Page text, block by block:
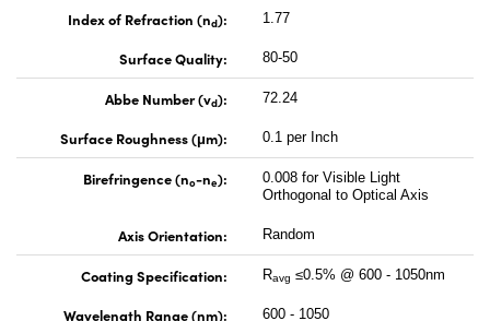
Index of Refraction (nd): 1.77
Surface Quality: 80-50
Abbe Number (vd): 72.24
Surface Roughness (μm): 0.1 per Inch
Birefringence (no-ne):
0.008 for Visible Light
Orthogonal to Optical Axis
Axis Orientation: Random
Coating Specification: Ravg ≤0.5% @ 600 - 1050nm
Wavelength Range (nm): 600 - 1050